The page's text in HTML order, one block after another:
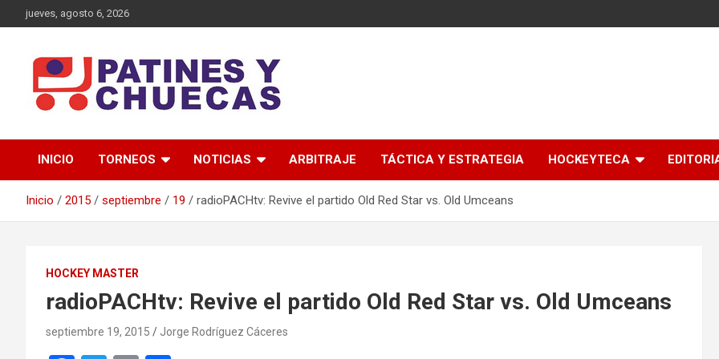
Saltar
al
jueves, agosto 6, 2026
Patines y Chuecas
INICIO TORNEOS NOTICIAS ARBITRAJE TÁCTICA Y ESTRATEGIA HOCKEYTECA
Inicio 2015 septiembre 19 radioPACHtv: Revive el partido Old Red Star vs. Old Umceans
HOCKEY MASTER
radioPACHtv: Revive el partido Old Red Star vs. Old Umceans
septiembre 19, 2015 Jorge Rodríguez Cáceres